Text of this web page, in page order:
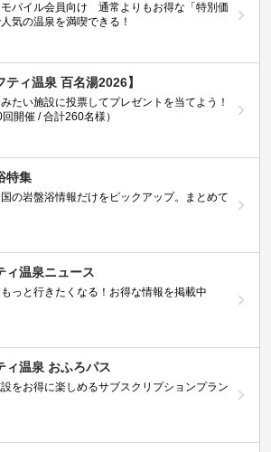
モバイル会員向け 通常よりもお得な「特別価
気の温泉を満喫できる！
ティ温泉 百名湯2026】
たい施設に投票してプレゼントを当てよう！
回開催 / 合計260名様）
特集
の岩盤浴情報だけをピックアップ。まとめて
ィ温泉ニュース
っと行きたくなる！お得な情報を掲載中
ィ温泉 おふろパス
をお得に楽しめるサブスクリプションプラン